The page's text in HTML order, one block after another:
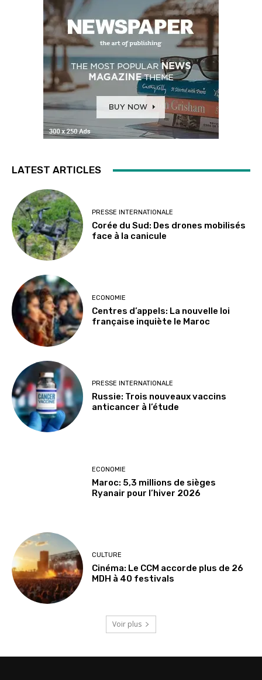
LATEST ARTICLES
PRESSE INTERNATIONALE
Corée du Sud: Des drones mobilisés
face à la canicule
ECONOMIE
Centres d’appels: La nouvelle loi
française inquiète le Maroc
PRESSE INTERNATIONALE
Russie: Trois nouveaux vaccins
anticancer à l’étude
ECONOMIE
Maroc: 5,3 millions de sièges
Ryanair pour l’hiver 2026
CULTURE
Cinéma: Le CCM accorde plus de 26
MDH à 40 festivals
Voir plus